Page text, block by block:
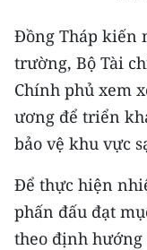
Nguyên
Đông Nam Bộ
Đồng bằng sông
Chuyên trang
Chuyên trang
CHUYÊN ĐỀ
Đồng Tháp kiến
trường, Bộ Tài
Chính phủ xem
ương để triển
bảo vệ khu vực
Để thực hiện
phấn đấu đạt
theo định